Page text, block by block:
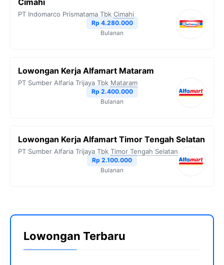
Cimahi
PT Indomarco Prismatama Tbk Cimahi
Rp 4.280.000
Bulanan
Lowongan Kerja Alfamart Mataram
PT Sumber Alfaria Trijaya Tbk Mataram
Rp 2.400.000
Bulanan
Lowongan Kerja Alfamart Timor Tengah Selatan
PT Sumber Alfaria Trijaya Tbk Timor Tengah Selatan
Rp 2.100.000
Bulanan
Lowongan Terbaru